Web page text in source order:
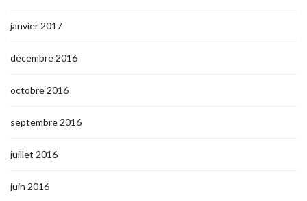
janvier 2017
décembre 2016
octobre 2016
septembre 2016
juillet 2016
juin 2016